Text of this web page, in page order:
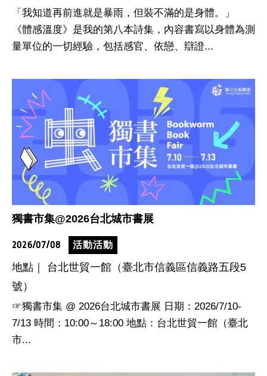
「我知道再前進就是暴雨，但裝不滿的是身體。」
《體感溫度》是我的第八本詩集，內容書寫以身體為測
量單位的一切經驗，包括感官、依戀、辯證...
獨書市集@2026台北城市書展
2026/07/08 活動活動
地點｜ 台北世貿一館（臺北市信義區信義路五段5
號）
☞獨書市集 @ 2026台北城市書展 日期：2026/7/10-
7/13 時間：10:00～18:00 地點：台北世貿一館（臺北
市...